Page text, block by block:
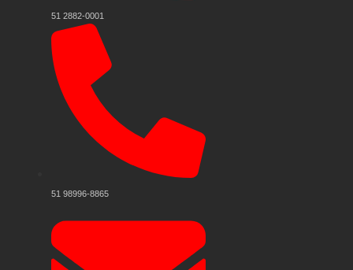
51 2882-0001
51 98996-8865